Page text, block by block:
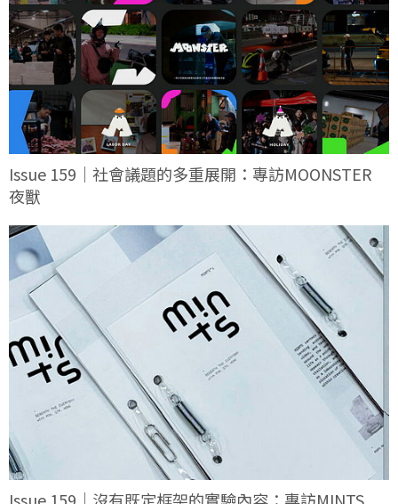
Issue 159｜社會議題的多重展開：專訪MOONSTER
夜獸